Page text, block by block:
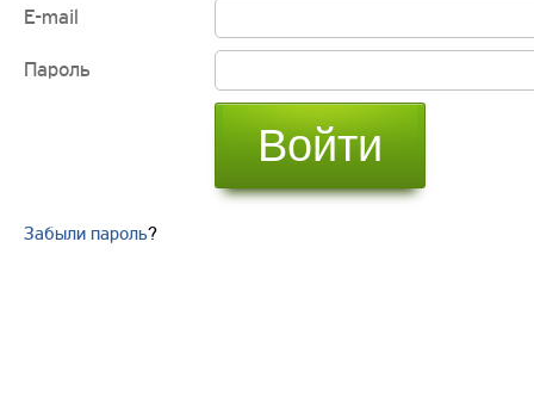
E-mail
Пароль
Войти
Забыли пароль?